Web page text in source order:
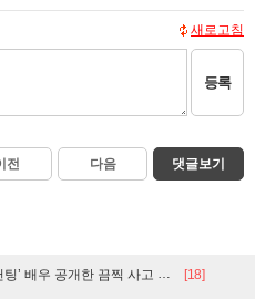
새로고침
등록
전 다음 댓글보기
배우 공개한 끔찍 사고 현장 [18]